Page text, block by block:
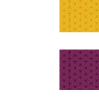
ギフトセ
秋のギフ